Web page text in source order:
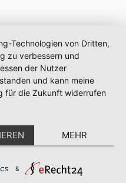
Technologien von Dritten,
zu verbessern und
der Nutzer
und kann meine
für die Zukunft widerrufen
MEHR
&